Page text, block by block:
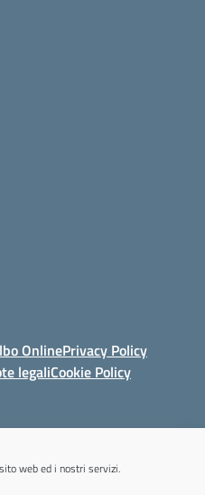
web ed i nostri servizi.
OnlinePrivacy Policy
legaliCookie Policy
(BL) - Tel 0437/31143 - Mail: